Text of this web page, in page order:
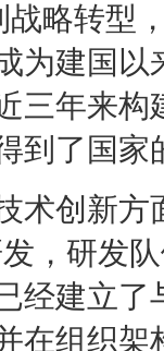
战略转型
为建国
三年来构
到了国家
术创新方
，研发
经建立
在组织